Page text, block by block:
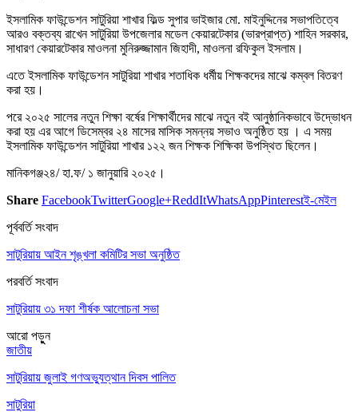
ইসলামিক ফাউন্ডেশন সাটুরিয়া শাখার ফিল্ড সুপার ভাইজার মো. মাইনুদ্দিনের সভাপতিত্বে
আরও বক্তব্য রাখেন সাটুরিয়া উপজেলার মডেল কেয়ারটেকার (ভারপ্রাপ্ত) শাহিন সরকার,
সাধারণ কেয়ারটেকার মাওলনা মুনিরুজ্জামান জিহাদী, মাওলনা রফিকুল ইসলাম।
এতে ইসলামিক ফাউন্ডেশন সাটুরিয়া শাখার শতাধিক ধর্মীয় শিক্ষকদের মাঝে কম্বল বিতরণ
করা হয়।
পরে ২০২৫ সালের নতুন শিক্ষা বর্ষের শিক্ষার্থীদের মাঝে নতুন বই আনুষ্ঠানিকভাবে উদ্ভোধন
করা হয় এর আগে ডিসেম্বর ২৪ মাসের মাসিক সমন্নয় সভাও অনুষ্ঠিত হয় । এ সময়
ইসলামিক ফাউন্ডেশন সাটুরিয়া শাখার ১২২ জন শিক্ষক শিক্ষিকা উপস্থিত ছিলেন।
মানিকগঞ্জ২৪/ হা.ফ/ ১ জানুয়ারি ২০২৫।
Share FacebookTwitterGoogle+ReddItWhatsAppPinterestই-মেইল
পূর্ববর্তি সংবাদ
সাটুরিয়ায় আইন শৃঙ্খলা কমিটির সভা অনুষ্ঠিত
পরবর্তি সংবাদ
সাটুরিয়ায় ৩১ দফা শীর্ষক আলোচনা সভা
আরো পড়ুুন
জাতীয়
সাটুরিয়ায় জুলাই গণঅভ্যুত্থান দিবস পালিত
সাটুরিয়া